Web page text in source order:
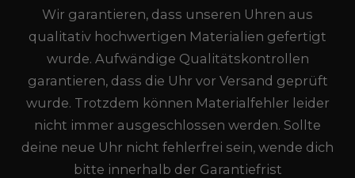
Wir garantieren, dass unseren Uhren aus
qualitativ hochwertigen Materialien gefertigt
wurde. Aufwändige Qualitätskontrollen
garantieren, dass die Uhr vor Versand geprüft
wurde. Trotzdem können Materialfehler leider
nicht immer ausgeschlossen werden. Sollte
deine neue Uhr nicht fehlerfrei sein, wende dich
bitte innerhalb der Garantiefrist